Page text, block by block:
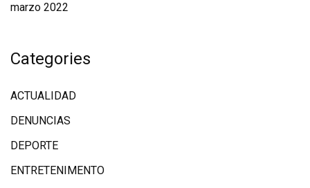
marzo 2022
Categories
ACTUALIDAD
DENUNCIAS
DEPORTE
ENTRETENIMENTO